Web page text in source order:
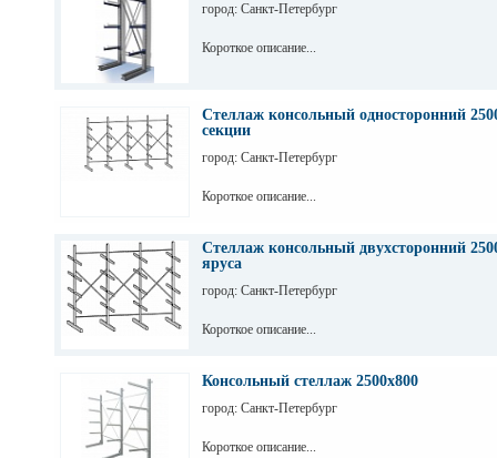
город: Санкт-Петербург
Короткое описание...
Стеллаж консольный односторонний
секции
город: Санкт-Петербург
Короткое описание...
Стеллаж консольный двухсторонний
яруса
город: Санкт-Петербург
Короткое описание...
Консольный стеллаж 2500х800
город: Санкт-Петербург
Короткое описание...